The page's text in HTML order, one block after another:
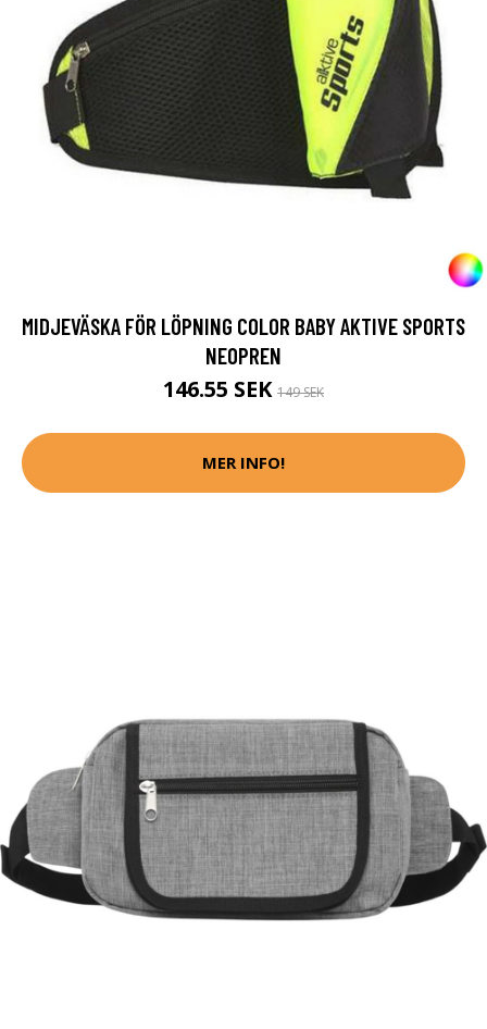
MIDJEVÄSKA FÖR LÖPNING COLOR BABY AKTIVE SPORTS
NEOPREN
146.55 SEK 149 SEK
MER INFO!